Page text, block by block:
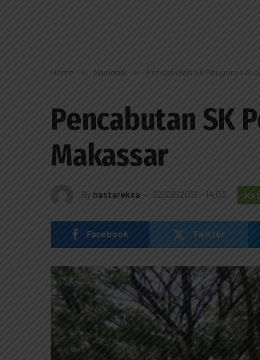
Home » Nasional » Pencabutan SK Pengurus
Pencabutan SK
Makassar
By hastareksa 22/08/2019 - 14:03
Facebook Twitter